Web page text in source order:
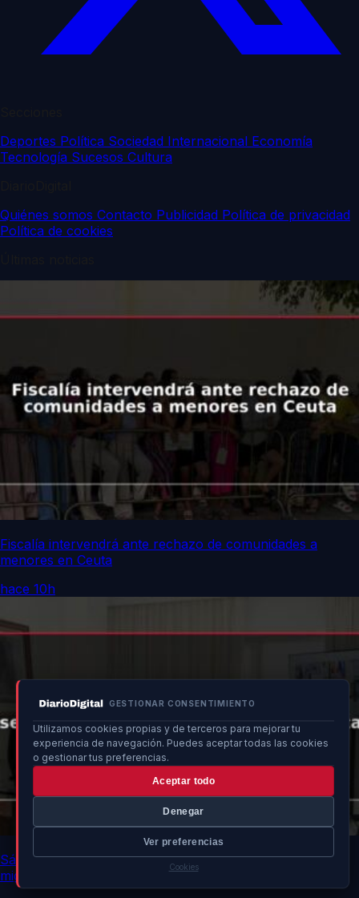
GESTIONAR CONSENTIMIENTO
Utilizamos cookies propias y de terceros para mejorar tu
experiencia de navegación. Puedes aceptar todas las cookies
o gestionar tus preferencias.
Aceptar todo
Denegar
Ver preferencias
Cookies
Deportes Política Sociedad Internacional Economía
Tecnología Sucesos Cultura
Quiénes somos Contacto Publicidad Política de privacidad
Política de cookies
Fiscalía intervendrá ante rechazo de comunidades a
menores en Ceuta
hace 10h
Sánchez discute estrategias para seguridad y ayuda
migratoria en Ceuta